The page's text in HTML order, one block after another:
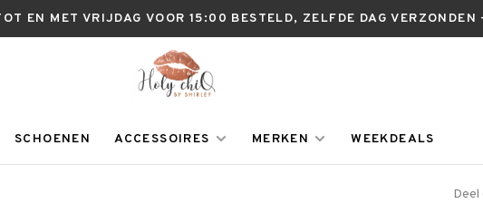
EN MET VRIJDAG VOOR 15:00 BESTELD, ZELFDE DAG
SCHOENEN ACCESSOIRES MERKEN WEEKDEALS